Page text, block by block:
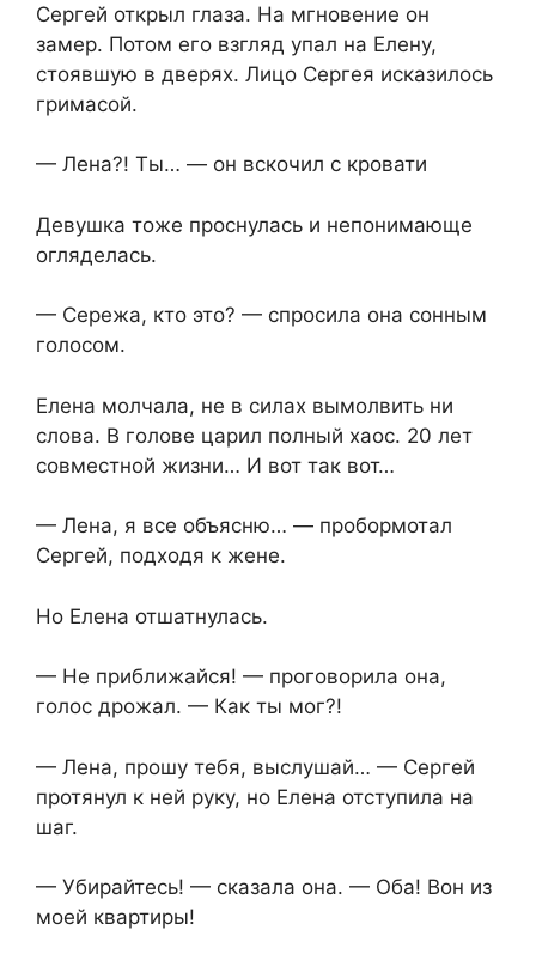
Сергей открыл глаза. На мгновение он
замер. Потом его взгляд упал на Елену,
стоявшую в дверях. Лицо Сергея исказилось
гримасой.
— Лена?! Ты… — он вскочил с кровати
Девушка тоже проснулась и непонимающе
огляделась.
— Сережа, кто это? — спросила она сонным
голосом.
Елена молчала, не в силах вымолвить ни
слова. В голове царил полный хаос. 20 лет
совместной жизни… И вот так вот…
— Лена, я все объясню… — пробормотал
Сергей, подходя к жене.
Но Елена отшатнулась.
— Не приближайся! — проговорила она,
голос дрожал. — Как ты мог?!
— Лена, прошу тебя, выслушай… — Сергей
протянул к ней руку, но Елена отступила на
шаг.
— Убирайтесь! — сказала она. — Оба! Вон из
моей квартиры!